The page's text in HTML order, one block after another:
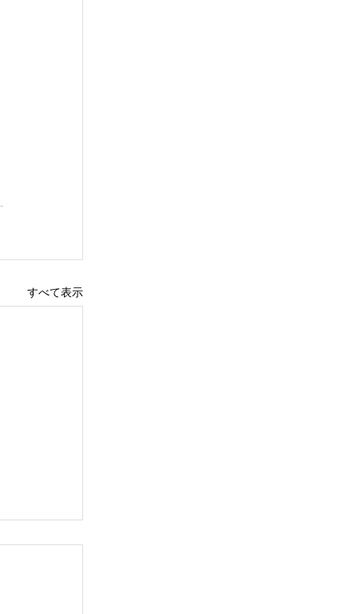
すべて表示